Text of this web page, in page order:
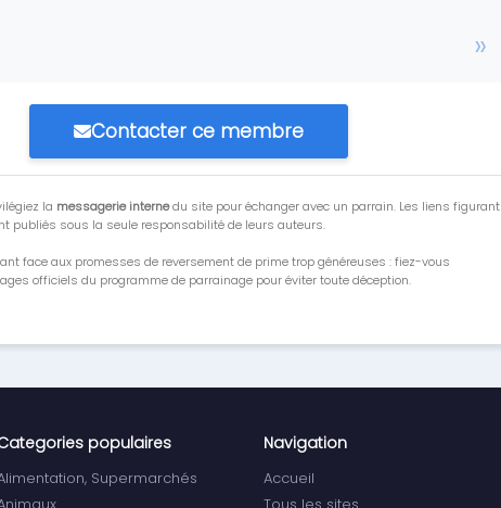
Contacter ce membre
la messagerie internedu site pour échanger avec un parrain. Les liens figurant
publiés sous la seule responsabilité de leurs auteurs.
face aux promesses de reversement de prime trop généreuses : fiez-vous
officiels du programme de parrainage pour éviter toute déception.
populaires
Supermarchés
Navigation
Accueil